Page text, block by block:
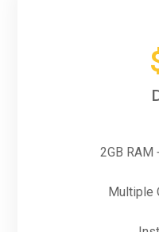
2GB RAM
Multiple